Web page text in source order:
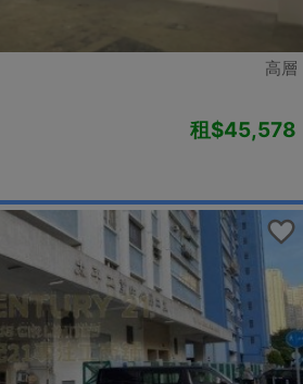
高層
租$45,578